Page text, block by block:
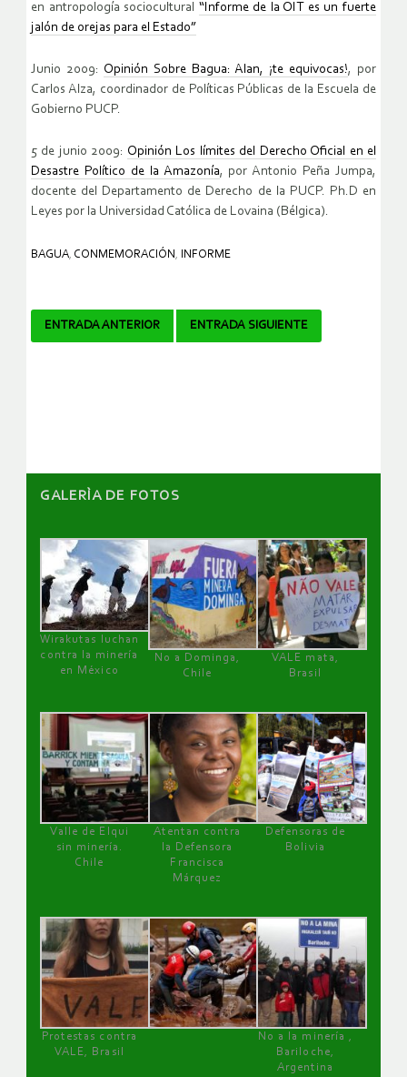
en antropología sociocultural “Informe de la OIT es un fuerte
jalón de orejas para el Estado”
Junio 2009: Opinión Sobre Bagua: Alan, ¡te equivocas!, por
Carlos Alza, coordinador de Políticas Públicas de la Escuela de
Gobierno PUCP.
5 de junio 2009: Opinión Los límites del Derecho Oficial en el
Desastre Político de la Amazonía, por Antonio Peña Jumpa,
docente del Departamento de Derecho de la PUCP. Ph.D en
Leyes por la Universidad Católica de Lovaina (Bélgica).
BAGUA, CONMEMORACIÓN , INFORME
Navegador
ENTRADA ANTERIOR ENTRADA SIGUIENTE
GALERÌA DE FOTOS
Wirakutas luchan
contra la minería
en México
No a Dominga,
Chile
VALE mata,
Brasil
Valle de Elqui
sin minería.
Chile
Atentan contra
la Defensora
Francisca
Márquez
Defensoras de
Bolivia
Protestas contra
VALE, Brasil
No a la minería ,
Bariloche,
Argentina